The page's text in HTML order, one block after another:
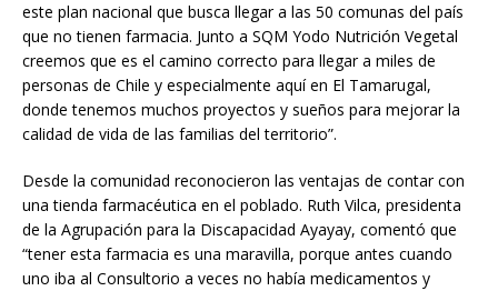
este plan nacional que busca llegar a las 50 comunas del país
que no tienen farmacia. Junto a SQM Yodo Nutrición Vegetal
creemos que es el camino correcto para llegar a miles de
personas de Chile y especialmente aquí en El Tamarugal,
donde tenemos muchos proyectos y sueños para mejorar la
calidad de vida de las familias del territorio”.
Desde la comunidad reconocieron las ventajas de contar con
una tienda farmacéutica en el poblado. Ruth Vilca, presidenta
de la Agrupación para la Discapacidad Ayayay, comentó que
“tener esta farmacia es una maravilla, porque antes cuando
uno iba al Consultorio a veces no había medicamentos y